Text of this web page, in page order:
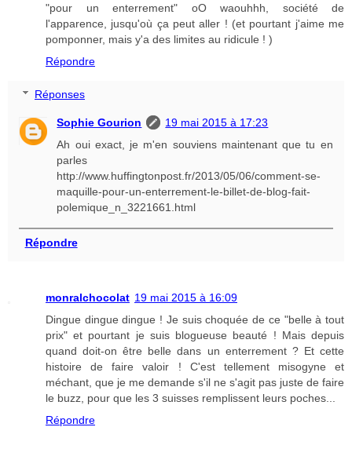
"pour un enterrement" oO waouhhh, société de
l'apparence, jusqu'où ça peut aller ! (et pourtant j'aime me
pomponner, mais y'a des limites au ridicule ! )
Répondre
Réponses
Sophie Gourion
19 mai 2015 à 17:23
Ah oui exact, je m'en souviens maintenant que tu en
parles
http://www.huffingtonpost.fr/2013/05/06/comment-se-
maquille-pour-un-enterrement-le-billet-de-blog-fait-
polemique_n_3221661.html
Répondre
monralchocolat 19 mai 2015 à 16:09
Dingue dingue dingue ! Je suis choquée de ce "belle à tout
prix" et pourtant je suis blogueuse beauté ! Mais depuis
quand doit-on être belle dans un enterrement ? Et cette
histoire de faire valoir ! C'est tellement misogyne et
méchant, que je me demande s'il ne s'agit pas juste de faire
le buzz, pour que les 3 suisses remplissent leurs poches...
Répondre